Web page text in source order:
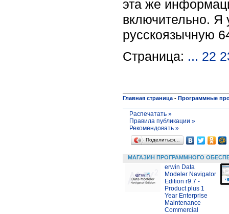
эта же
включительно. Я
русскоязычную
Страница: ... 22
Главная страница - Программные
Распечатать »
Правила публикации »
Рекомендовать »
Поделиться…
МАГАЗИН ПРОГРАММНОГО
erwin Data
Modeler Navigator
Edition r9.7 -
Product plus 1
Year Enterprise
Maintenance
Commercial